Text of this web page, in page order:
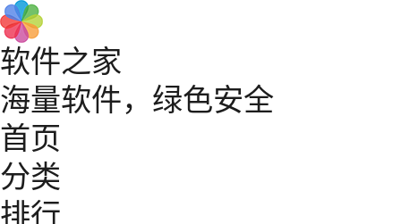
软件之家
海量软件，绿色安全
首页
分类
排行